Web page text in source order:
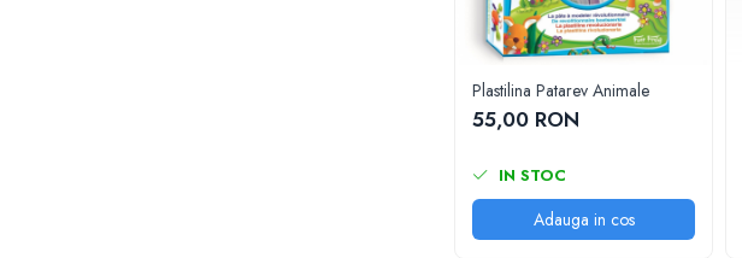
Plastilina Patarev Animale
55,00 RON
IN STOC
Adauga in cos